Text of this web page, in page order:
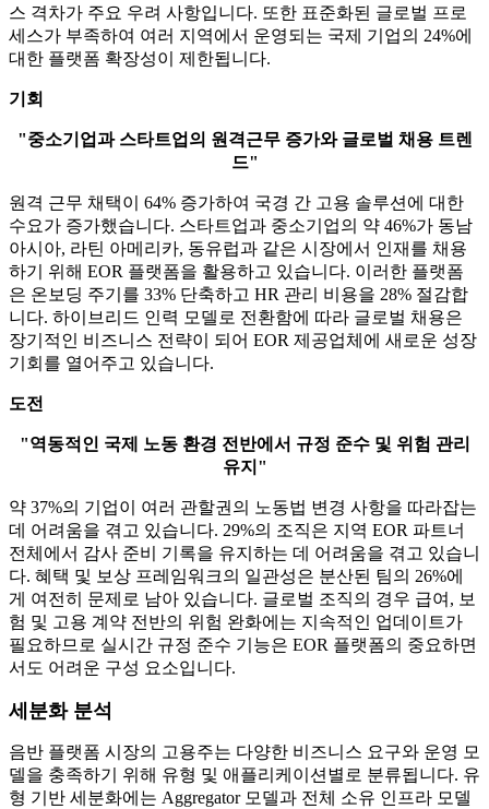
스 격차가 주요 우려 사항입니다. 또한 표준화된 글로벌 프로
세스가 부족하여 여러 지역에서 운영되는 국제 기업의 24%에
대한 플랫폼 확장성이 제한됩니다.
기회
"중소기업과 스타트업의 원격근무 증가와 글로벌 채용 트렌
드"
원격 근무 채택이 64% 증가하여 국경 간 고용 솔루션에 대한
수요가 증가했습니다. 스타트업과 중소기업의 약 46%가 동남
아시아, 라틴 아메리카, 동유럽과 같은 시장에서 인재를 채용
하기 위해 EOR 플랫폼을 활용하고 있습니다. 이러한 플랫폼
은 온보딩 주기를 33% 단축하고 HR 관리 비용을 28% 절감합
니다. 하이브리드 인력 모델로 전환함에 따라 글로벌 채용은
장기적인 비즈니스 전략이 되어 EOR 제공업체에 새로운 성장
기회를 열어주고 있습니다.
도전
"역동적인 국제 노동 환경 전반에서 규정 준수 및 위험 관리
유지"
약 37%의 기업이 여러 관할권의 노동법 변경 사항을 따라잡는
데 어려움을 겪고 있습니다. 29%의 조직은 지역 EOR 파트너
전체에서 감사 준비 기록을 유지하는 데 어려움을 겪고 있습니
다. 혜택 및 보상 프레임워크의 일관성은 분산된 팀의 26%에
게 여전히 문제로 남아 있습니다. 글로벌 조직의 경우 급여, 보
험 및 고용 계약 전반의 위험 완화에는 지속적인 업데이트가
필요하므로 실시간 규정 준수 기능은 EOR 플랫폼의 중요하면
서도 어려운 구성 요소입니다.
세분화 분석
음반 플랫폼 시장의 고용주는 다양한 비즈니스 요구와 운영 모
델을 충족하기 위해 유형 및 애플리케이션별로 분류됩니다. 유
형 기반 세분화에는 Aggregator 모델과 전체 소유 인프라 모델